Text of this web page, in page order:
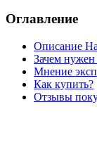
Оглавление
Описание
Зачем
Мнение
Как купить?
Отзывы